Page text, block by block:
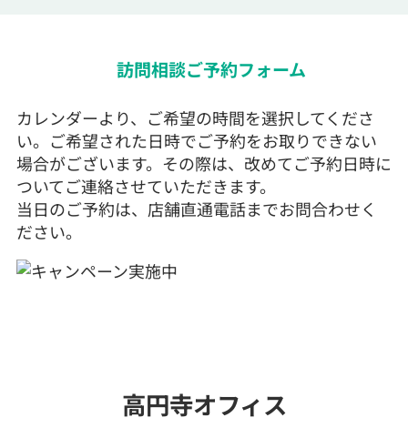
高円寺オフィス
訪問相談ご予約フォーム
カレンダーより、ご希望の時間を選択してくださ
い。ご希望された日時でご予約をお取りできない
場合がございます。その際は、改めてご予約日時に
ついてご連絡させていただきます。
当日のご予約は、店舗直通電話までお問合わせく
ださい。